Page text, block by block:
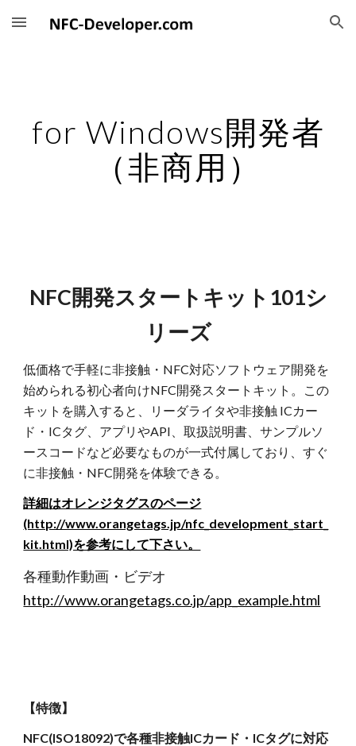
Skip to main content Skip to navigation
for Windows開発者
（非商用）
NFC開発スタートキット101シ
リーズ
低価格で手軽に非接触・NFC対応ソフトウェア開発を
始められる初心者向けNFC開発スタートキット。この
キットを購入すると、リーダライタや非接触 ICカー
ド・ICタグ、アプリやAPI、取扱説明書、サンプルソ
ースコードなど必要なものが一式付属しており、すぐ
に非接触・NFC開発を体験できる。
詳細はオレンジタグスのページ
(http://www.orangetags.jp/nfc_development_start_
kit.html)を参考にして下さい。
各種動作動画・ビデオ
http://www.orangetags.co.jp/app_example.html
【特徴】
NFC(ISO18092)で各種非接触ICカード・ICタグに対応